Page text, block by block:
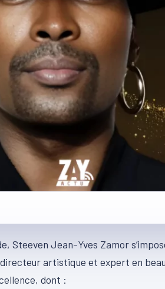
Steeven Jean-Yves Zamor
directeur artistique et expert en
dont :